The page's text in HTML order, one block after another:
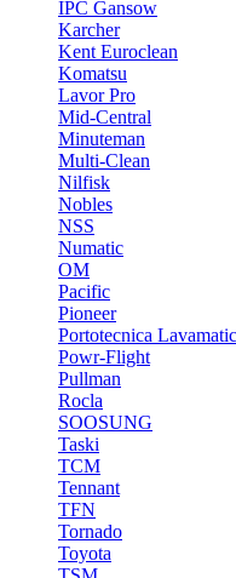
IPC Gansow
Karcher
Kent Euroclean
Komatsu
Lavor Pro
Mid-Central
Minuteman
Multi-Clean
Nilfisk
Nobles
NSS
Numatic
OM
Pacific
Pioneer
Portotecnica Lavamatic
Powr-Flight
Pullman
Rocla
SOOSUNG
Taski
TCM
Tennant
TFN
Tornado
Toyota